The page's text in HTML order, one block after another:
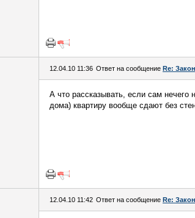
12.04.10 11:36 Ответ на сообщение Re:
А что рассказывать, если сам
дома) квартиру вообще сдают без
12.04.10 11:42 Ответ на сообщение Re: